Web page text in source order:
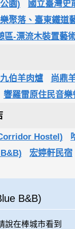
園) 國立臺灣史
聚落、臺東鐵道
區-漂流木裝置藝
九伯羊肉爐 尚鼎
響羅雷原住民音樂
Hostel)
宏婷軒民宿
B&B)
說在棒城市看到